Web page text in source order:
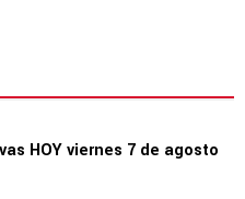
HOY viernes 7 de agosto